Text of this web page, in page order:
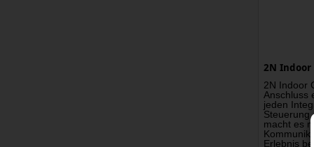
2N Indoor
2N Indoor
Anschluss
jeden
macht es
Erlebnis